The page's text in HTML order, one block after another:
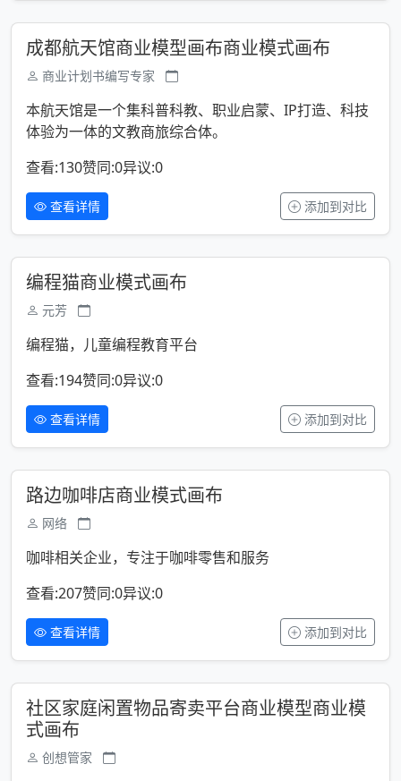
成都航天馆商业模型画布商业模式画布
商业计划书编写专家
本航天馆是一个集科普科教、职业启蒙、IP打造、科技
体验为一体的文教商旅综合体。
查看:130赞同:0异议:0
查看详情 添加到对比
编程猫商业模式画布
元芳
编程猫，儿童编程教育平台
查看:194赞同:0异议:0
查看详情 添加到对比
路边咖啡店商业模式画布
网络
咖啡相关企业，专注于咖啡零售和服务
查看:207赞同:0异议:0
查看详情 添加到对比
社区家庭闲置物品寄卖平台商业模型商业模
式画布
创想管家